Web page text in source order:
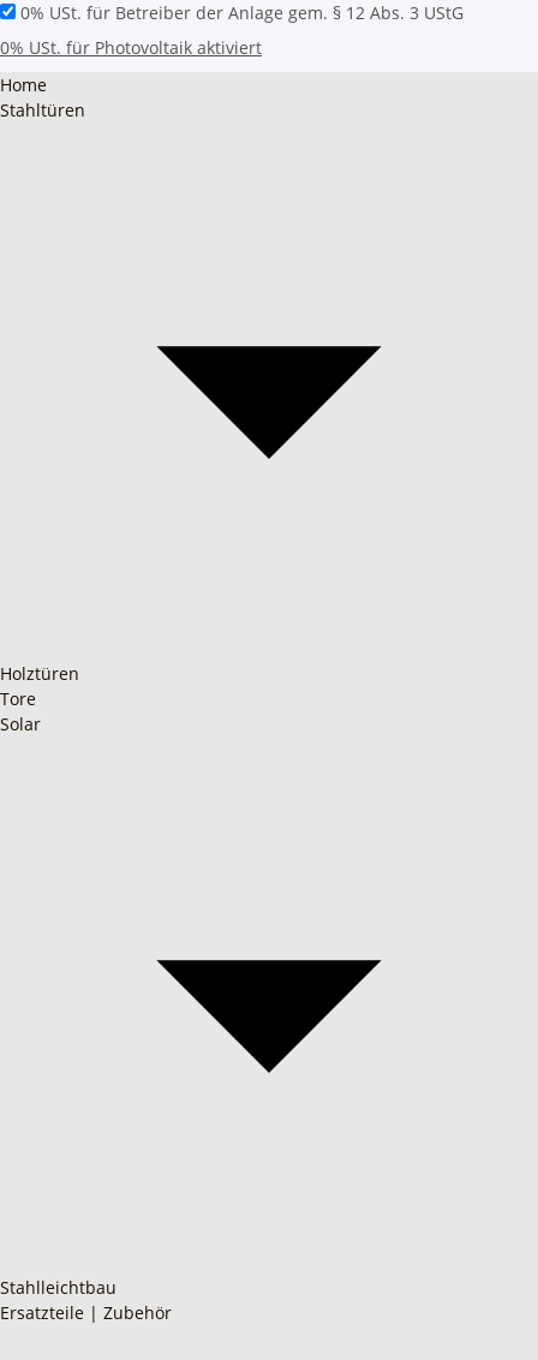
0% USt. für Betreiber der Anlage gem. § 12 Abs. 3 UStG
0% USt. für Photovoltaik aktiviert
Home
Stahltüren
Holztüren
Tore
Solar
Stahlleichtbau
Ersatzteile | Zubehör